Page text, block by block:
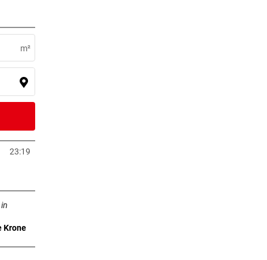
Stunden
von
m²
23:19
Krone